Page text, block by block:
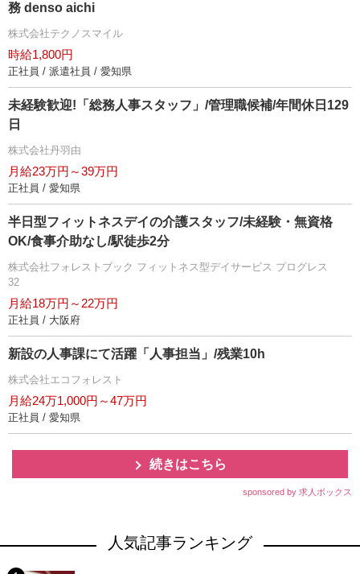
務 denso aichi
株式会社テクノスマイル
時給1,800円
正社員 / 派遣社員 / 愛知県
未経験歓迎!「総務人事スタッフ」/管理職候補/年間休日129
日
株式会社丹羽由
月給23万円～39万円
正社員 / 愛知県
半日型フィットネスデイの介護スタッフ/未経験・無資格
OK/食事介助なし/駅徒歩2分
株式会社フォレストブック フィットネス型デイサービス プログレス
32
月給18万円～22万円
正社員 / 大阪府
新設の人事課にて活躍「人事担当」/残業10h
株式会社エコフォレスト
月給24万1,000円～47万円
正社員 / 愛知県
続きはこちら
sponsored by 求人ボックス
人気記事ランキング